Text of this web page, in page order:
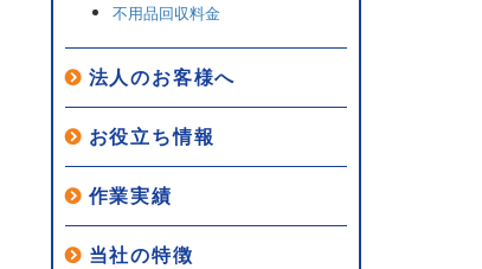
不用品回収料金
法人のお客様へ
お役立ち情報
作業実績
当社の特徴